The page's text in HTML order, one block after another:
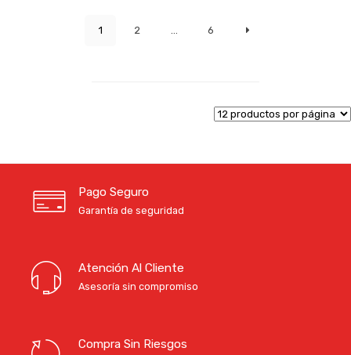
1 2 6
Pago Seguro
Garantía de seguridad
Atención Al Cliente
Asesoría sin compromiso
Compra Sin Riesgos